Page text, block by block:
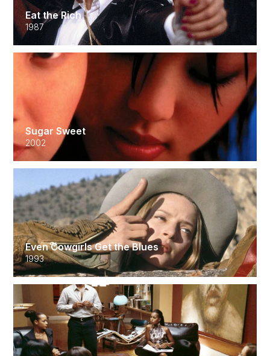
Eat the Rich
1987
Sugar Sweet
2002
Even Cowgirls Get the Blues
1993